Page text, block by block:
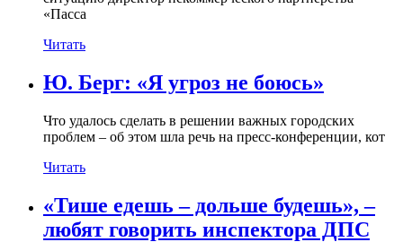
«Пасса
Читать
Ю. Берг: «Я угроз не боюсь»
Что удалось сделать в решении важных городских
проблем – об этом шла речь на пресс-конференции, кот
Читать
«Тише едешь – дольше будешь», –
любят говорить инспектора ДПС